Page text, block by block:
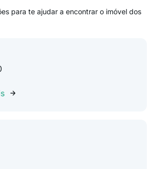
para te ajudar a encontrar o imóvel dos